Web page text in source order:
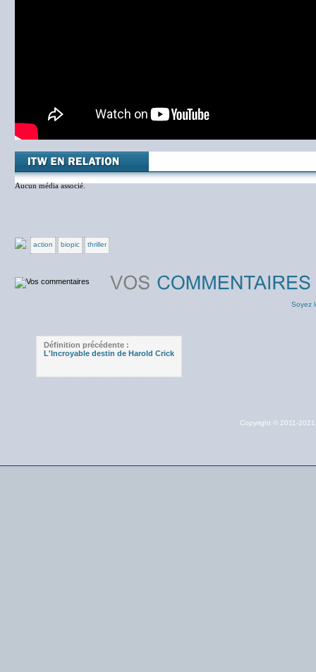
Aucun média associé.
action biopic thriller
Soyez
Définition précédente :
L'Incroyable destin de Harold Crick
Copyright © 2011-